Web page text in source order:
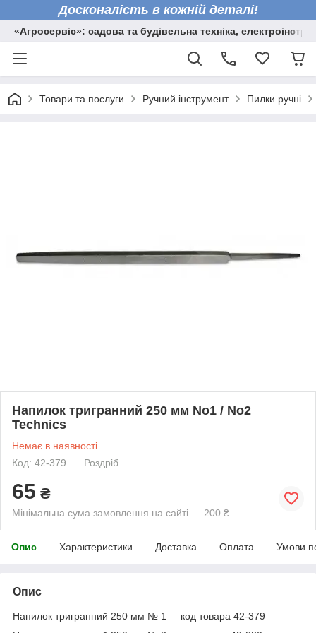
Досконалість в кожній деталі!
«Агросервіс»: садова та будівельна техніка,
Товари та послуги Ручний інструмент Пилки ручні
Напилок тригранний 250 мм No1 / No2
Technics
Немає в наявності
Код: 42-379
Роздріб
65 ₴
Мінімальна сума замовлення на сайті — 200 ₴
Опис Характеристики Доставка Оплата Умови
Опис
Напилок тригранний 250 мм № 1 код товара 42-379